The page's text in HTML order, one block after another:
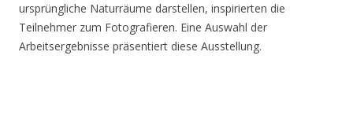
ursprüngliche Naturräume darstellen, inspirierten die
Teilnehmer zum Fotografieren. Eine Auswahl der
Arbeitsergebnisse präsentiert diese Ausstellung.